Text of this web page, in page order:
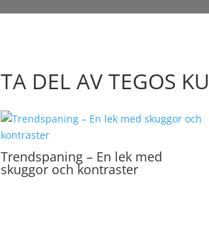
TA DEL AV TEGOS
Trendspaning – En lek med
skuggor och kontraster